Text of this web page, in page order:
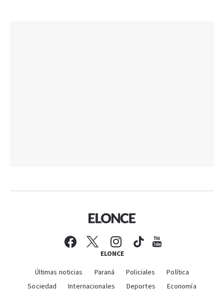
ELONCE
Últimas noticias Paraná Policiales
Política
Sociedad
Internacionales Deportes Economía